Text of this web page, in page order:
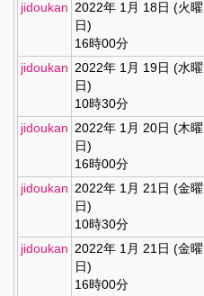
jidoukan 2022年 1月 18日 (火曜
日)
16時00分
jidoukan 2022年 1月 19日 (水曜
日)
10時30分
jidoukan 2022年 1月 20日 (木曜
日)
16時00分
jidoukan 2022年 1月 21日 (金曜
日)
10時30分
jidoukan 2022年 1月 21日 (金曜
日)
16時00分